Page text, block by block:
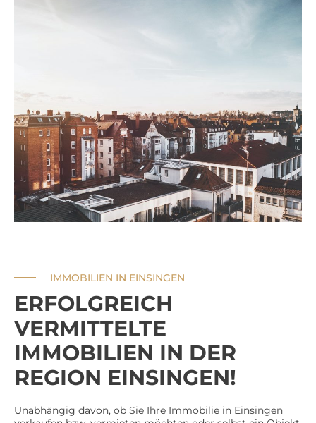
IMMOBILIEN IN EINSINGEN
ERFOLGREICH
VERMITTELTE
IMMOBILIEN IN DER
REGION EINSINGEN!
Unabhängig davon, ob Sie Ihre Immobilie in Einsingen